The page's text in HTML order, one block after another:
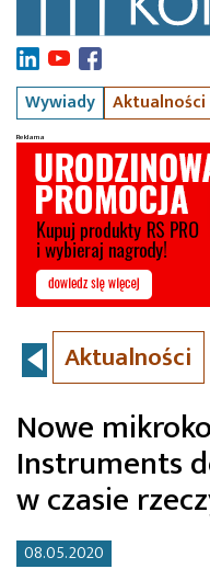
Wywiady Aktualności
Aktualności
Nowe
Instruments
w czasie
08.05.2020